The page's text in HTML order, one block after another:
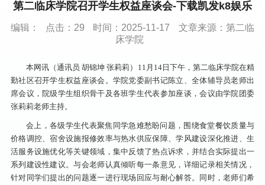
第二临床学院召开学生权益座谈会-下载凯发k8娱乐
编辑： 点击： 29 时间：2025-11-17
文章来源：第二临
床学院
本网讯（通讯员 胡锦坤 张莉莉）11月14日下午，第二临床学院在精
勤社区召开学生权益座谈会。学院党委副书记陈立、全体辅导员老师出
席会议，院级学生组织骨干及各班学生代表参加座谈，会议由学院团委
张莉莉老师主持。
会上，各级学生代表聚焦同学急难愁盼问题，围绕食堂餐饮质量与
价格调控、宿舍设施报修效率与热水供应保障、学风建设深化推进、生
活服务设施优化等关键领域，集中反馈了热点诉求，并结合实际提出一
系列建设性建议。与会老师认真倾听每一条意见，详细记录相关情况，
针对同学们提出的问题逐一进行现场回应与耐心解答。同时，老师们希